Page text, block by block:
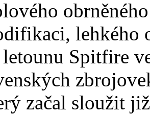
lehkého
Spitfire
začal sloužit